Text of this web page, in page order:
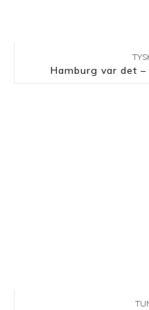
Hamburg var det